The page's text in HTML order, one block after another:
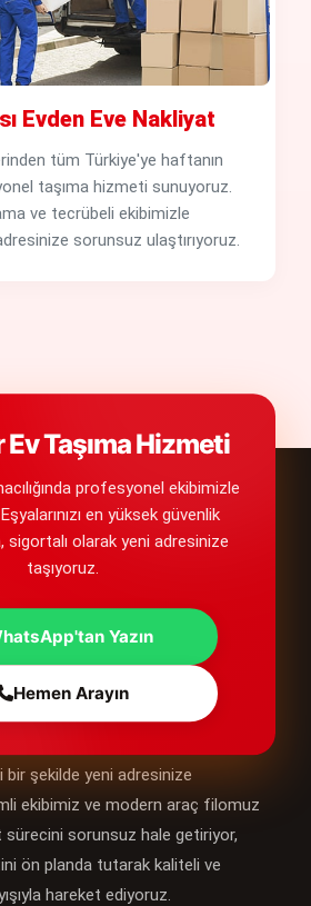
Evden Eve Nakliyat
tüm Türkiye'ye haftanın
taşıma hizmeti sunuyoruz.
ve tecrübeli ekibimizle
sorunsuz ulaştırıyoruz.
Taşıma Hizmeti
profesyonel ekibimizle
Eşyalarınızı en yüksek güvenlik
sigortalı olarak yeni adresinize
taşıyoruz.
Yazın
Hemen Arayın
Eve Nakliyat
Nakliyat olarak, Çorlu ve çevresinde
hizmetleri sunarak eşyalarınızı
bir şekilde yeni adresinize
ekibimiz ve modern araç filomuz
sürecini sorunsuz hale getiriyor,
ön planda tutarak kaliteli ve
hareket ediyoruz.